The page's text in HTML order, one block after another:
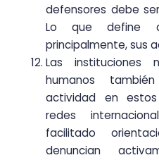
defensores debe
Lo que define
principalmente, sus
Las instituciones
humanos
actividad en
redes
facilitado
denuncian